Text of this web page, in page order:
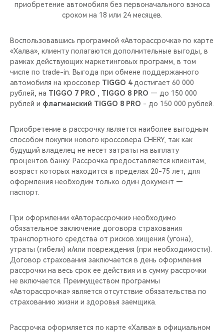
СЕДАНЫ
НОВИНКИ
БЛАГОТВОРИТЕЛЬНОСТЬ
CHERY REMOTE
CHERY И СПОРТ
ВИДЕООБЗОРЫ
CHERY ДЛЯ ДЕТЕЙ
приобретение автомобиля без первоначального взноса
сроком на 18 или 24 месяцев.
Воспользовавшись программой «Авторассрочка» по карте
«Халва», клиенту полагаются дополнительные выгоды, в
рамках действующих маркетинговых программ, в том
числе по trade-in. Выгода при обмене поддержанного
автомобиля на кроссовер TIGGO 4достигает 60 000
рублей, на TIGGO 7 PRO TIGGO 8 PRO — до 150 000
рублей и флагманский TIGGO 8 PRO - до 150 000 рублей.
Приобретение в рассрочку является наиболее выгодным
способом покупки нового кроссовера CHERY, так как
будущий владелец не несет затраты на выплату
процентов банку. Рассрочка предоставляется клиентам,
возраст которых находится в пределах 20-75 лет, для
оформления необходим только один документ —
паспорт.
При оформлении «Авторассрочки» необходимо
обязательное заключение договора страхования
транспортного средства от рисков хищения (угона),
утраты (гибели) и/или повреждения (при необходимости).
Договор страхования заключается в день оформления
рассрочки на весь срок ее действия и в сумму рассрочки
не включается. Преимуществом программы
«Авторассрочка» является отсутствие обязательства по
страхованию жизни и здоровья заемщика.
Рассрочка оформляется по карте «Халва» в официальном